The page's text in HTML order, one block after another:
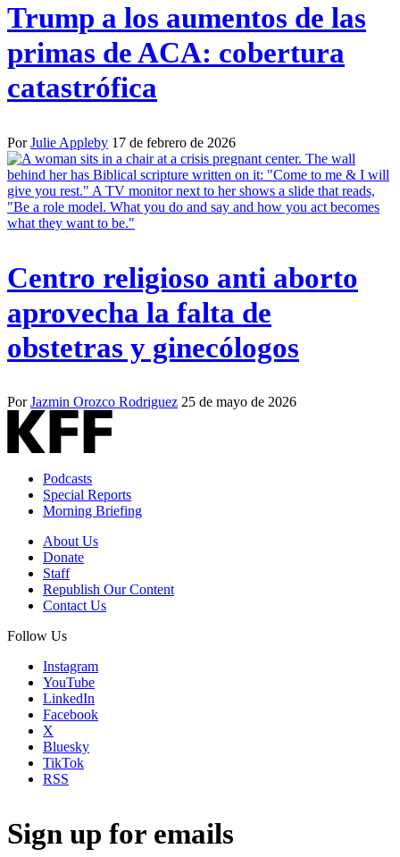
Trump a los aumentos de las
primas de ACA: cobertura
catastrófica
PorJulie Appleby 17 de febrero de 2026
Centro religioso anti aborto
aprovecha la falta de
obstetras y ginecólogos
PorJazmin Orozco Rodriguez 25 de mayo de 2026
Podcasts
Special Reports
Morning Briefing
About Us
Donate
Staff
Republish Our Content
Contact Us
Follow Us
Instagram
YouTube
LinkedIn
Facebook
X
Bluesky
TikTok
RSS
Sign up for emails